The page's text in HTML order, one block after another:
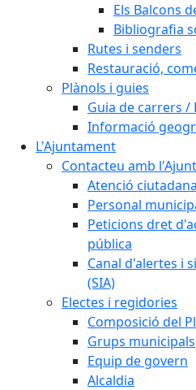
Els Balcons
Bibliografia
Rutes i senders
Restauració,
Plànols i guies
Guia de carrers /
Informació
L'Ajuntament
Contacteu amb
Atenció ciutadana
Personal
Peticions dret
pública
Canal d'alertes i
(SIA)
Electes i regidories
Composició del
Grups municipals
Equip de govern
Alcaldia